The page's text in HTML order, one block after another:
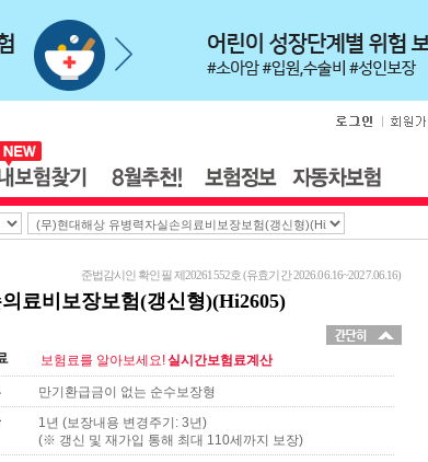
준법감시인 확인필 제20261552호 (유효기간 2026.06.16~2027.06.16)
료비보장보험(갱신형)(Hi2605)
보험료를 알아보세요!실시간보험료계산
만기환급금이 없는 순수보장형
1년 (보장내용 변경주기: 3년)
(※ 갱신 및 재가입 통해 최대 110세까지 보장)